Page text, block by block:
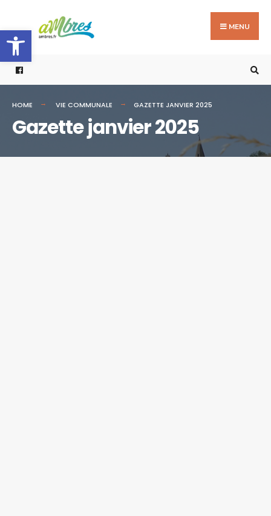
Ouvrir la barre d’outils
to
content
MENU
HOME VIE COMMUNALE GAZETTE JANVIER 2025
Gazette janvier 2025
for: